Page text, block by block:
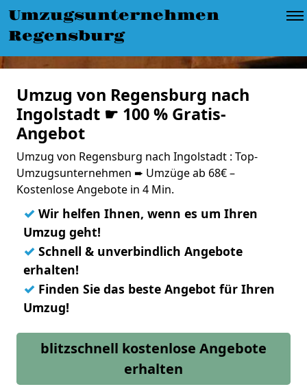
Umzugsunternehmen
Regensburg
Umzug von Regensburg nach
Ingolstadt ☛ 100 % Gratis-
Angebot
Umzug von Regensburg nach Ingolstadt : Top-
Umzugsunternehmen ➨ Umzüge ab 68€ –
Kostenlose Angebote in 4 Min.
✓ Wir helfen Ihnen, wenn es um Ihren
Umzug geht!
✓ Schnell & unverbindlich Angebote
erhalten!
✓ Finden Sie das beste Angebot für Ihren
Umzug!
blitzschnell kostenlose Angebote
erhalten